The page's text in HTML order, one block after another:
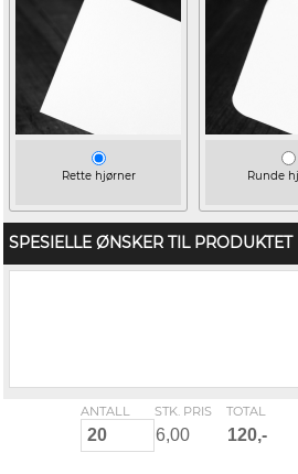
Rette hjørner Runde
SPESIELLE ØNSKER TIL PRODUKTET
ANTALL STK. PRIS TOTAL